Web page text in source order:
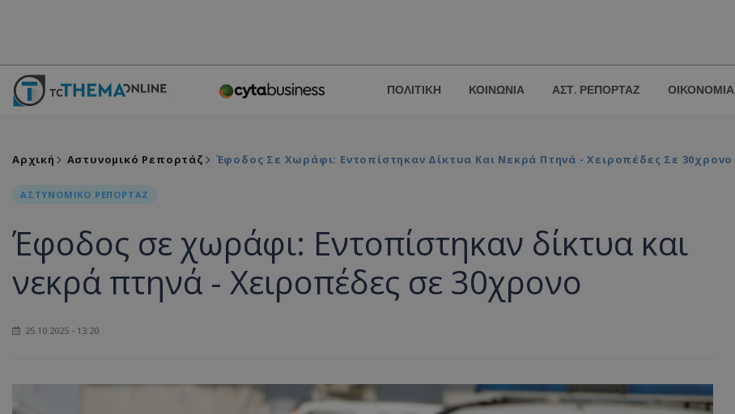
ΠΟΛΙΤΙΚΗ ΚΟΙΝΩΝΙΑ ΑΣΤ. ΡΕΠΟΡΤΑΖ ΟΙΚΟΝΟΜΙΑ
Αρχική Αστυνομικό Ρεπορτάζ Έφοδος Σε Χωράφι: Εντοπίστηκαν Δίκτυα Και Νεκρά Πτηνά - Χειροπέδες Σε 30χρονο
ΑΣΤΥΝΟΜΙΚΟ ΡΕΠΟΡΤΑΖ
Έφοδος σε χωράφι: Εντοπίστηκαν δίκτυα και
νεκρά πτηνά - Χειροπέδες σε 30χρονο
25.10.2025 - 13:20